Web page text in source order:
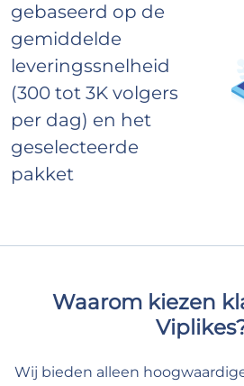
gebaseerd op de
gemiddelde
leveringssnelheid
(300 tot 3K volgers
per dag) en het
geselecteerde
pakket
Waarom kiezen
Wij bieden alleen